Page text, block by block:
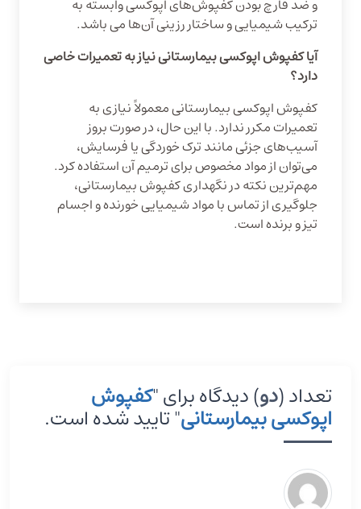
و ضد قارچ بودن کفپوش‌های اپوکسی وابسته به
ترکیب شیمیایی و ساختار رزینی آن‌ها می باشد.
آیا کفپوش اپوکسی بیمارستانی نیاز به تعمیرات خاصی
دارد؟
کفپوش اپوکسی بیمارستانی معمولاً نیازی به
تعمیرات مکرر ندارد. با این حال، در صورت بروز
آسیب‌های جزئی مانند ترک خوردگی یا فرسایش،
می‌توان از مواد مخصوص برای ترمیم آن استفاده کرد.
مهم‌ترین نکته در نگهداری کفپوش بیمارستانی،
جلوگیری از تماس با مواد شیمیایی خورنده و اجسام
تیز و برنده است.
تعداد (دو) دیدگاه برای "کفپوش
اپوکسی بیمارستانی" تایید شده است.